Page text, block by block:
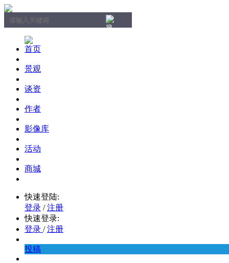
首页
景观
谈资
作者
影像库
活动
商城
快速登陆:
登录 / 注册
快速登录:
登录 / 注册
投稿